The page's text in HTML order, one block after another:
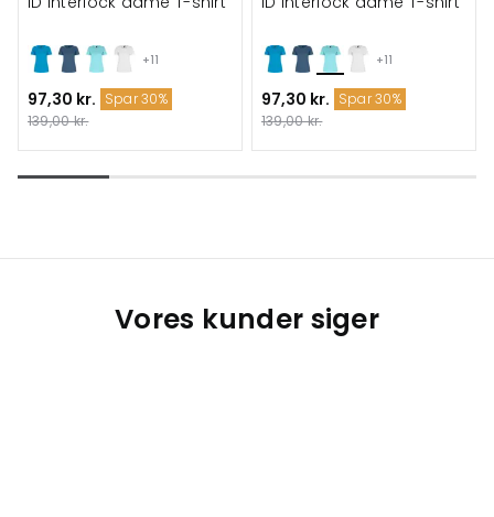
+11
97,30 kr. Spar 30%
139,00 kr.
+11
97,30 kr. Spar 30%
139,00 kr.
Vores kunder siger